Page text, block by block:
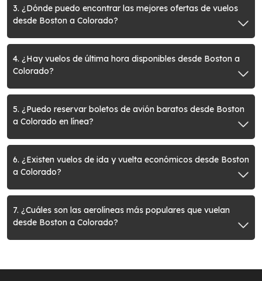
3. ¿Dónde puedo encontrar las mejores ofertas de vuelos
desde Boston a Colorado?
4. ¿Hay vuelos de última hora disponibles desde Boston a
Colorado?
5. ¿Puedo reservar boletos de avión baratos desde Boston
a Colorado en línea?
6. ¿Existen vuelos de ida y vuelta económicos desde Boston
a Colorado?
7. ¿Cuáles son las aerolíneas más populares que vuelan
desde Boston a Colorado?